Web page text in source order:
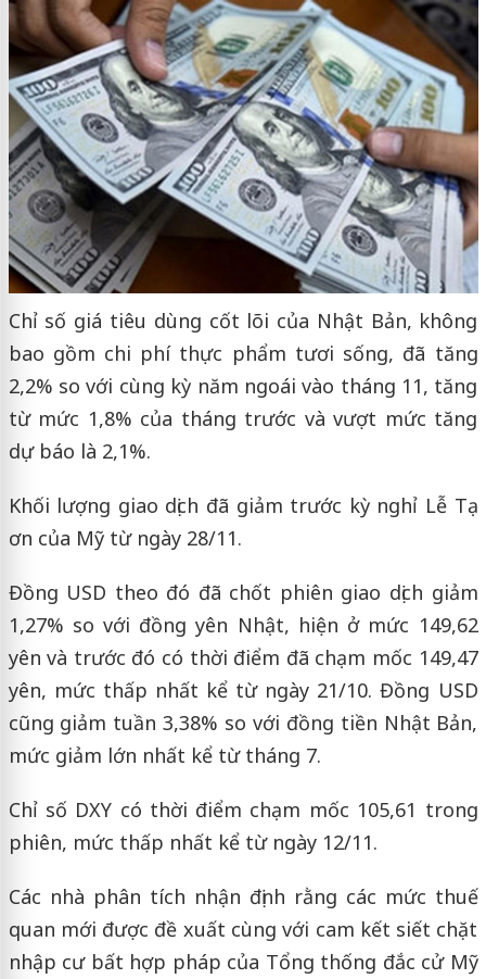
Chỉ số giá tiêu dùng cốt lõi của Nhật Bản, không
bao gồm chi phí thực phẩm tươi sống, đã tăng
2,2% so với cùng kỳ năm ngoái vào tháng 11, tăng
từ mức 1,8% của tháng trước và vượt mức tăng
dự báo là 2,1%.
Khối lượng giao dịch đã giảm trước kỳ nghỉ Lễ Tạ
ơn của Mỹ từ ngày 28/11.
Đồng USD theo đó đã chốt phiên giao dịch giảm
1,27% so với đồng yên Nhật, hiện ở mức 149,62
yên và trước đó có thời điểm đã chạm mốc 149,47
yên, mức thấp nhất kể từ ngày 21/10. Đồng USD
cũng giảm tuần 3,38% so với đồng tiền Nhật Bản,
mức giảm lớn nhất kể từ tháng 7.
Chỉ số DXY có thời điểm chạm mốc 105,61 trong
phiên, mức thấp nhất kể từ ngày 12/11.
Các nhà phân tích nhận định rằng các mức thuế
quan mới được đề xuất cùng với cam kết siết chặt
nhập cư bất hợp pháp của Tổng thống đắc cử Mỹ